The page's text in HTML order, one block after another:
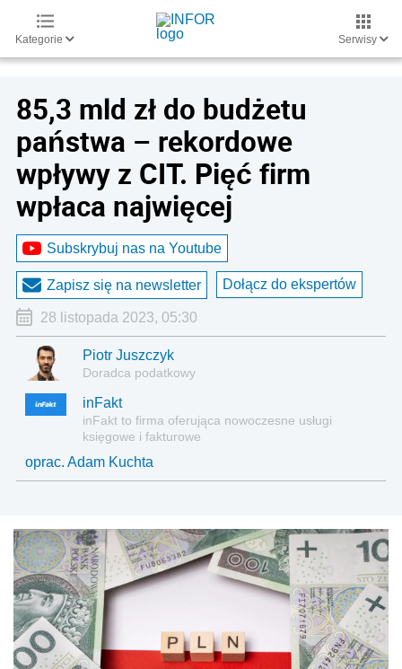
Kategorie Serwisy
85,3 mld zł do budżetu
państwa – rekordowe
wpływy z CIT. Pięć firm
wpłaca najwięcej
Subskrybuj nas na Youtube
Zapisz się na newsletter Dołącz do ekspertów
28 listopada 2023, 05:30
Piotr Juszczyk
Doradca podatkowy
inFakt
inFakt to firma oferująca nowoczesne usługi
księgowe i fakturowe
oprac. Adam Kuchta